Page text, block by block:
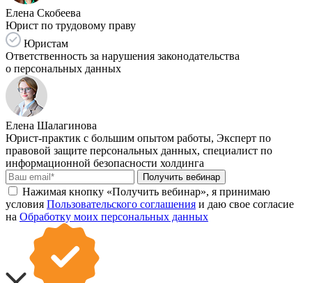
Елена Скобеева
Юрист по трудовому праву
Юристам
Ответственность за нарушения законодательства
о персональных данных
Елена Шалагинова
Юрист-практик с большим опытом работы, Эксперт по
правовой защите персональных данных, специалист по
информационной безопасности холдинга
Получить вебинар
Нажимая кнопку «Получить вебинар», я принимаю
условия Пользовательского соглашения и даю свое согласие
на Обработку моих персональных данных